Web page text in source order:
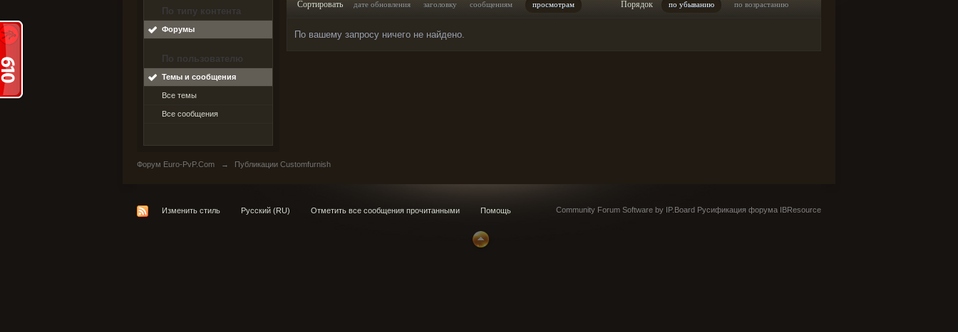
По типу контента
Форумы
По пользователю
Темы и сообщения
Все темы
Все сообщения
Сортировать дате обновления заголовку сообщениям просмотрам Порядок по убыванию по возрастанию
По вашему запросу ничего не найдено.
Форум Euro-PvP.Com → Публикации Customfurnish
Изменить стиль Русский (RU) Отметить все сообщения прочитанными Помощь Community Forum Software by IP.Board Русификация форума IBResource